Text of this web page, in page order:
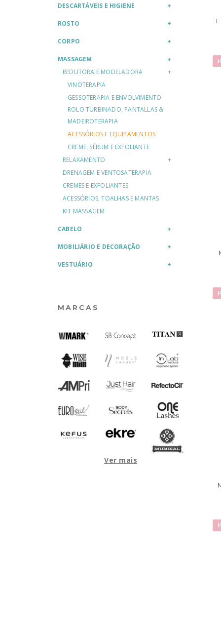
DESCARTÁVEIS E HIGIENE
ROSTO
CORPO
MASSAGEM
REDUTORA E MODELADORA
VINOTERAPIA
GESSOTERAPIA E ENVOLVIMENTO
ROLO TURBINADO, PANTALLAS &
MADEIROTERAPIA
ACESSÓRIOS E EQUIPAMENTOS
CREME, SÉRUM E EXFOLIANTE
RELAXAMENTO
DRENAGEM E VENTOSATERAPIA
CREMES E EXFOLIANTES
ACESSÓRIOS, TOALHAS E MANTAS
KIT MASSAGEM
CABELO
MOBILIÁRIO E DECORAÇÃO
VESTUÁRIO
MARCAS
Ver mais